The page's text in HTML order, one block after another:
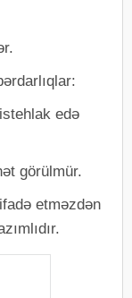
edə
görülmür.
etməzdən